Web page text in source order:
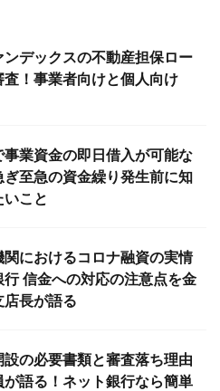
ンデックスの不動産担保ロー
査！事業者向けと個人向け
事業資金の即日借入が可能な
ぎ至急の資金繰り発生前に知
いこと
関におけるコロナ融資の実情
行 信金への対応の注意点を金
長が語る
の必要書類と審査落ち理由
が語る！ネット銀行なら簡単